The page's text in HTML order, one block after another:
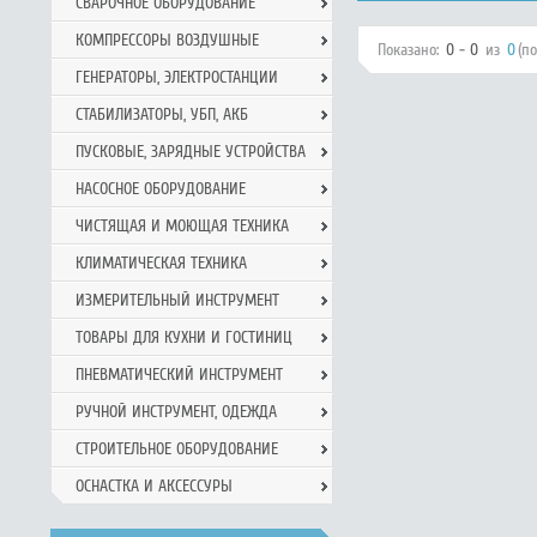
Показано: 0 - 0 из 0
КОМПРЕССОРЫ ВОЗДУШНЫЕ
ГЕНЕРАТОРЫ, ЭЛЕКТРОСТАНЦИИ
СТАБИЛИЗАТОРЫ, УБП, АКБ
ПУСКОВЫЕ, ЗАРЯДНЫЕ УСТРОЙСТВА
НАСОСНОЕ ОБОРУДОВАНИЕ
ЧИСТЯЩАЯ И МОЮЩАЯ ТЕХНИКА
КЛИМАТИЧЕСКАЯ ТЕХНИКА
ИЗМЕРИТЕЛЬНЫЙ ИНСТРУМЕНТ
ТОВАРЫ ДЛЯ КУХНИ И ГОСТИНИЦ
ПНЕВМАТИЧЕСКИЙ ИНСТРУМЕНТ
РУЧНОЙ ИНCТРУМЕНТ, ОДЕЖДА
СТРОИТЕЛЬНОЕ ОБОРУДОВАНИЕ
ОСНАСТКА И АКСЕССУРЫ